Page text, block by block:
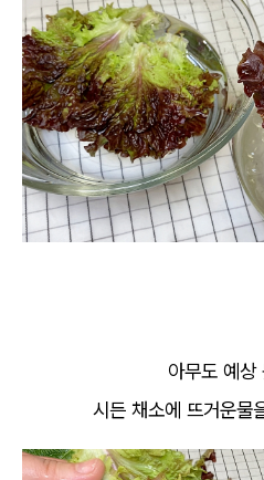
아무도 예상
시든 채소에 뜨거운